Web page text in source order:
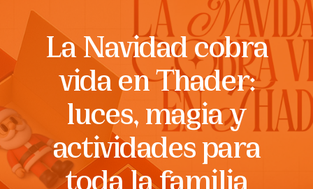
La Navidad cobra
vida en Thader:
luces, magia y
actividades para
toda la familia